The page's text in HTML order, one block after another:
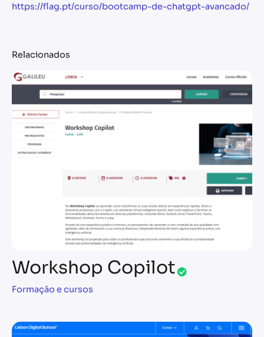
https://flag.pt/curso/bootcamp-de-chatgpt-avancado/
Relacionados
Workshop Copilot
Formação e cursos